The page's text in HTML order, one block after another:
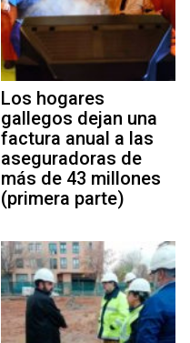
Los hogares
gallegos dejan una
factura anual a las
aseguradoras de
más de 43 millones
(primera parte)